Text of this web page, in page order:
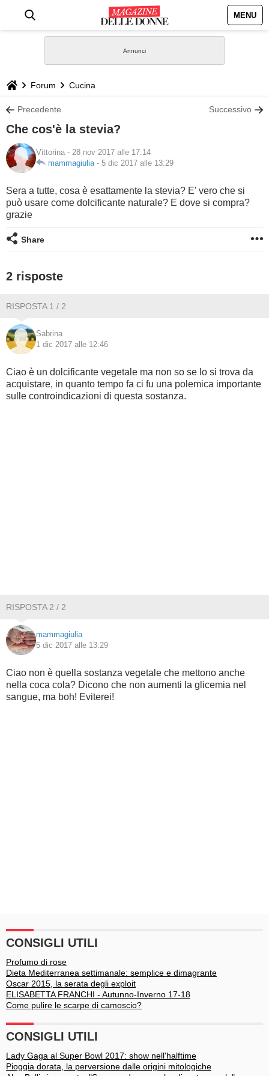
MENU
STILE
DEFINIZIONI
GASTRONOMIA
GUIDE
FORUM
Forum Cucina
Precedente Successivo
Che cos'è la stevia?
Vittorina - 28 nov 2017 alle 17:14
mammagiulia- 5 dic 2017 alle 13:29
Sera a tutte, cosa è esattamente la stevia? E' vero che si
può usare come dolcificante naturale? E dove si compra?
grazie
Share
2 risposte
RISPOSTA 1 / 2
Sabrina
1 dic 2017 alle 12:46
Ciao è un dolcificante vegetale ma non so se lo si trova da
acquistare, in quanto tempo fa ci fu una polemica importante
sulle controindicazioni di questa sostanza.
RISPOSTA 2 / 2
mammagiulia
5 dic 2017 alle 13:29
Ciao non è quella sostanza vegetale che mettono anche
nella coca cola? Dicono che non aumenti la glicemia nel
sangue, ma boh! Eviterei!
CONSIGLI UTILI
Profumo di rose
Dieta Mediterranea settimanale: semplice e dimagrante
Oscar 2015, la serata degli exploit
ELISABETTA FRANCHI - Autunno-Inverno 17-18
Come pulire le scarpe di camoscio?
CONSIGLI UTILI
Lady Gaga al Super Bowl 2017: show nell'halftime
Pioggia dorata, la perversione dalle origini mitologiche